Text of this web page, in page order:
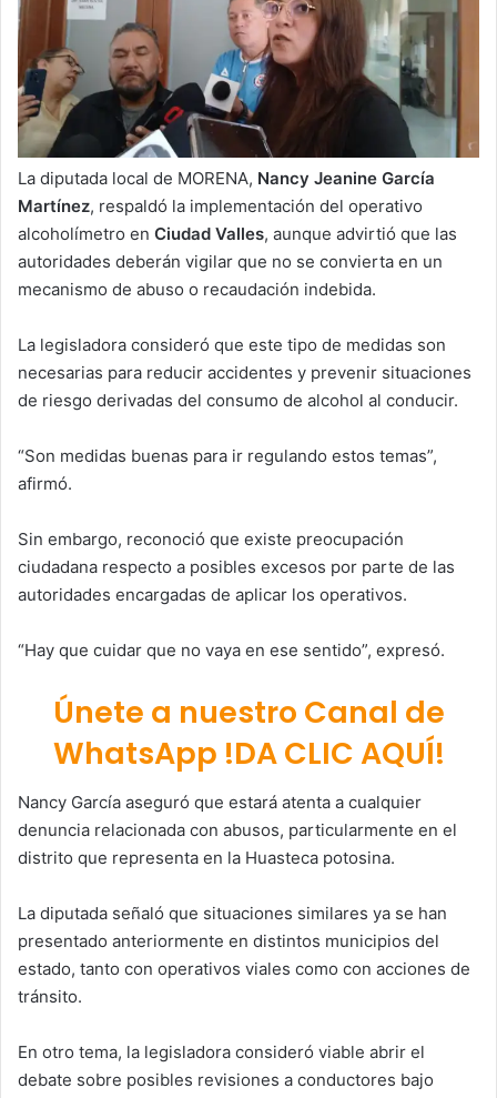
La diputada local de MORENA, Nancy Jeanine García
Martínez, respaldó la implementación del operativo
alcoholímetro en Ciudad Valles, aunque advirtió que las
autoridades deberán vigilar que no se convierta en un
mecanismo de abuso o recaudación indebida.
La legisladora consideró que este tipo de medidas son
necesarias para reducir accidentes y prevenir situaciones
de riesgo derivadas del consumo de alcohol al conducir.
“Son medidas buenas para ir regulando estos temas”,
afirmó.
Sin embargo, reconoció que existe preocupación
ciudadana respecto a posibles excesos por parte de las
autoridades encargadas de aplicar los operativos.
“Hay que cuidar que no vaya en ese sentido”, expresó.
Únete a nuestro Canal de
WhatsApp !DA CLIC AQUÍ!
Nancy García aseguró que estará atenta a cualquier
denuncia relacionada con abusos, particularmente en el
distrito que representa en la Huasteca potosina.
La diputada señaló que situaciones similares ya se han
presentado anteriormente en distintos municipios del
estado, tanto con operativos viales como con acciones de
tránsito.
En otro tema, la legisladora consideró viable abrir el
debate sobre posibles revisiones a conductores bajo